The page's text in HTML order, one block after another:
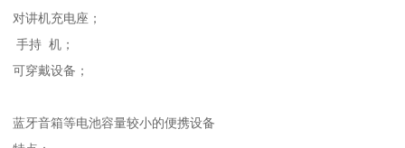
对讲机充电座；
手持 机；
可穿戴设备；
蓝牙音箱等电池容量较小的便携设备